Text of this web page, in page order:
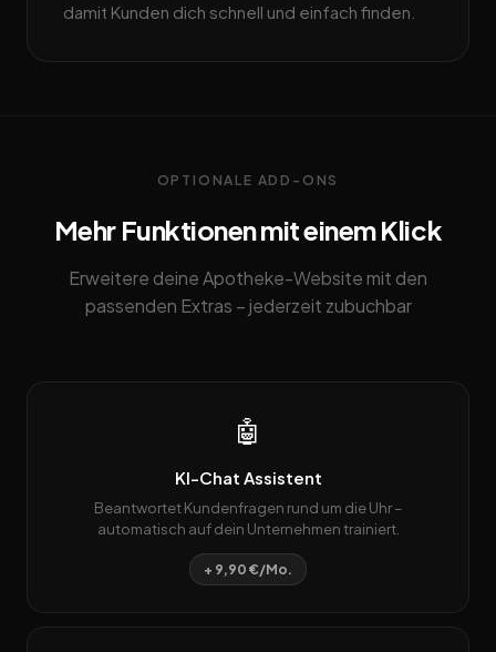
damit Kunden dich schnell und einfach finden.
OPTIONALE ADD-ONS
Mehr Funktionen mit einem Klick
Erweitere deine Apotheke-Website mit den
passenden Extras – jederzeit zubuchbar
🤖
KI-Chat Assistent
Beantwortet Kundenfragen rund um die Uhr –
automatisch auf dein Unternehmen trainiert.
+ 9,90 €/Mo.